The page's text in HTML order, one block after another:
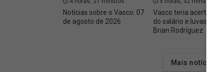
Notícias sobre o Vasco: 07
de agosto de 2026
Vasco teria acertado
do salário e luvas com
Brian Rodríguez
Mais notícias